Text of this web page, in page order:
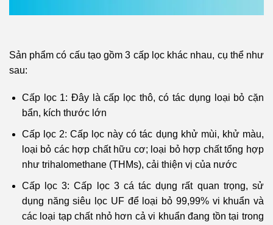
Sản phẩm có cấu tạo gồm 3 cấp lọc khác nhau, cụ thể như
sau:
Cấp lọc 1: Đây là cấp lọc thô, có tác dụng loại bỏ cặn
bẩn, kích thước lớn
Cấp lọc 2: Cấp lọc này có tác dụng khử mùi, khử màu,
loại bỏ các hợp chất hữu cơ; loại bỏ hợp chất tổng hợp
như trihalomethane (THMs), cải thiện vị của nước
Cấp lọc 3: Cấp lọc 3 cá tác dụng rất quan trọng, sử
dụng năng siêu lọc UF để loại bỏ 99,99% vi khuẩn và
các loại tạp chất nhỏ hơn cả vi khuẩn đang tồn tại trong